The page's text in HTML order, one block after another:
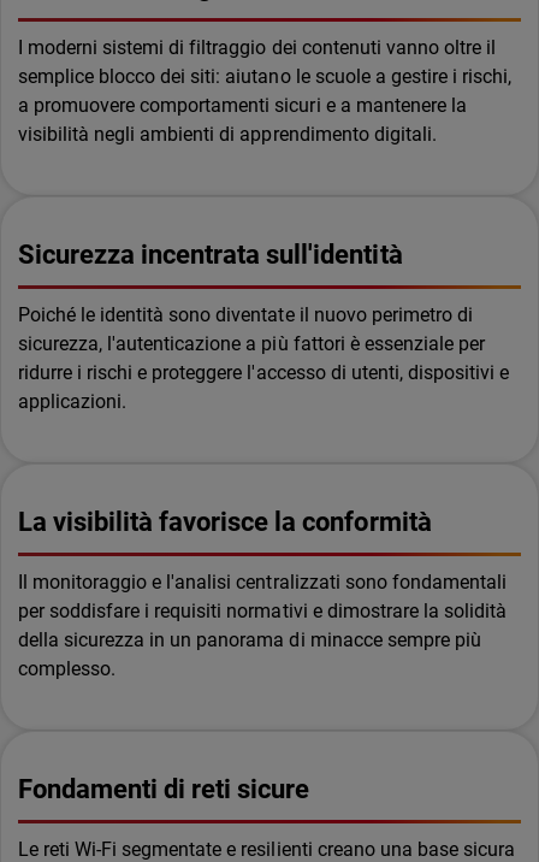
I moderni sistemi di filtraggio dei contenuti vanno oltre il
semplice blocco dei siti: aiutano le scuole a gestire i rischi,
a promuovere comportamenti sicuri e a mantenere la
visibilità negli ambienti di apprendimento digitali.
Sicurezza incentrata sull'identità
Poiché le identità sono diventate il nuovo perimetro di
sicurezza, l'autenticazione a più fattori è essenziale per
ridurre i rischi e proteggere l'accesso di utenti, dispositivi e
applicazioni.
La visibilità favorisce la conformità
Il monitoraggio e l'analisi centralizzati sono fondamentali
per soddisfare i requisiti normativi e dimostrare la solidità
della sicurezza in un panorama di minacce sempre più
complesso.
Fondamenti di reti sicure
Le reti Wi-Fi segmentate e resilienti creano una base sicura